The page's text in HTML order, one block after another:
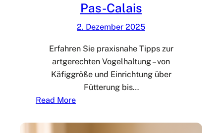
s
:
T
i
p
z
Pas-Calais
2. Dezember 2025
Erfahren Sie praxisnahe Tipps zur
artgerechten Vogelhaltung – von
Käfiggröße und Einrichtung über
Fütterung bis…
Read More:
o